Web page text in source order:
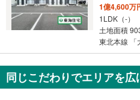
1億4,600万
1LDK（-）
土地面積
東北本線 「
同じこだわりでエリアを広